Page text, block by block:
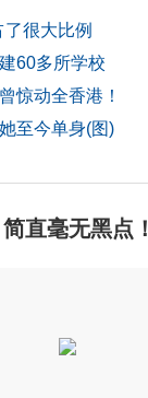
了很大比例
60多所学校
惊动全香港！
至今单身(图)
直毫无黑点！